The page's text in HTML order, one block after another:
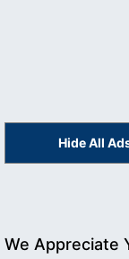
Hide All
We Appreciate